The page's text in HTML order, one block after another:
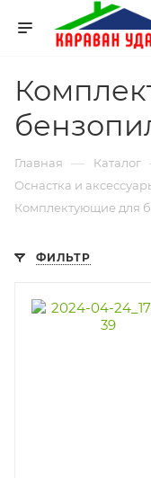
Главная — Каталог
Оснастка и
Комплектующие для
ФИЛЬТР